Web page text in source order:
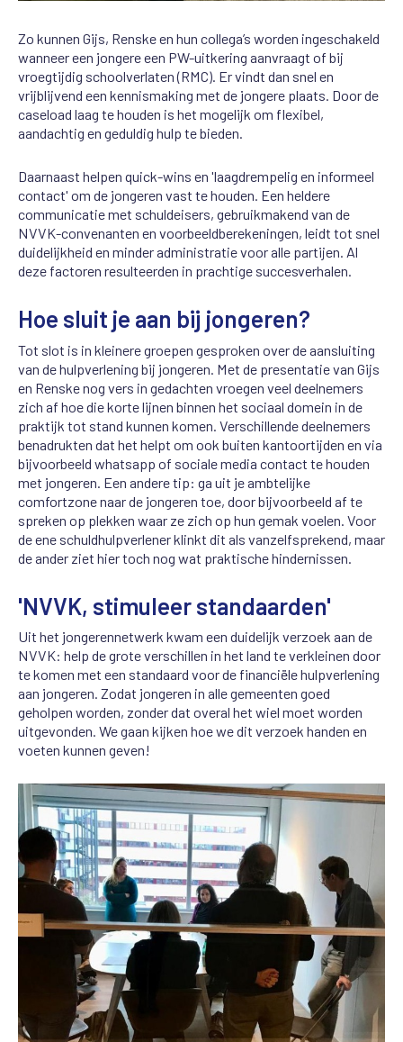
Zo kunnen Gijs, Renske en hun collega’s worden ingeschakeld
wanneer een jongere een PW-uitkering aanvraagt of bij
vroegtijdig schoolverlaten (RMC). Er vindt dan snel en
vrijblijvend een kennismaking met de jongere plaats. Door de
caseload laag te houden is het mogelijk om flexibel,
aandachtig en geduldig hulp te bieden.
Daarnaast helpen quick-wins en 'laagdrempelig en informeel
contact' om de jongeren vast te houden. Een heldere
communicatie met schuldeisers, gebruikmakend van de
NVVK-convenanten en voorbeeldberekeningen, leidt tot snel
duidelijkheid en minder administratie voor alle partijen. Al
deze factoren resulteerden in prachtige succesverhalen.
Hoe sluit je aan bij jongeren?
Tot slot is in kleinere groepen gesproken over de aansluiting
van de hulpverlening bij jongeren. Met de presentatie van Gijs
en Renske nog vers in gedachten vroegen veel deelnemers
zich af hoe die korte lijnen binnen het sociaal domein in de
praktijk tot stand kunnen komen. Verschillende deelnemers
benadrukten dat het helpt om ook buiten kantoortijden en via
bijvoorbeeld whatsapp of sociale media contact te houden
met jongeren. Een andere tip: ga uit je ambtelijke
comfortzone naar de jongeren toe, door bijvoorbeeld af te
spreken op plekken waar ze zich op hun gemak voelen. Voor
de ene schuldhulpverlener klinkt dit als vanzelfsprekend, maar
de ander ziet hier toch nog wat praktische hindernissen.
'NVVK, stimuleer standaarden'
Uit het jongerennetwerk kwam een duidelijk verzoek aan de
NVVK: help de grote verschillen in het land te verkleinen door
te komen met een standaard voor de financiële hulpverlening
aan jongeren. Zodat jongeren in alle gemeenten goed
geholpen worden, zonder dat overal het wiel moet worden
uitgevonden. We gaan kijken hoe we dit verzoek handen en
voeten kunnen geven!